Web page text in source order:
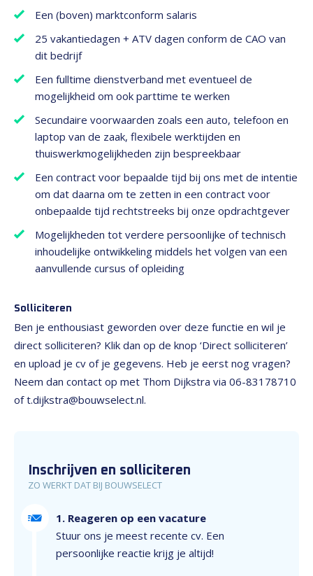
Een (boven) marktconform salaris
25 vakantiedagen + ATV dagen conform de CAO van
dit bedrijf
Een fulltime dienstverband met eventueel de
mogelijkheid om ook parttime te werken
Secundaire voorwaarden zoals een auto, telefoon en
laptop van de zaak, flexibele werktijden en
thuiswerkmogelijkheden zijn bespreekbaar
Een contract voor bepaalde tijd bij ons met de intentie
om dat daarna om te zetten in een contract voor
onbepaalde tijd rechtstreeks bij onze opdrachtgever
Mogelijkheden tot verdere persoonlijke of technisch
inhoudelijke ontwikkeling middels het volgen van een
aanvullende cursus of opleiding
Solliciteren
Ben je enthousiast geworden over deze functie en wil je
direct solliciteren? Klik dan op de knop ‘Direct solliciteren’
en upload je cv of je gegevens. Heb je eerst nog vragen?
Neem dan contact op met Thom Dijkstra via 06-83178710
of t.dijkstra@bouwselect.nl.
Inschrijven en solliciteren
ZO WERKT DAT BIJ BOUWSELECT
1. Reageren op een vacature
Stuur ons je meest recente cv. Een
persoonlijke reactie krijg je altijd!